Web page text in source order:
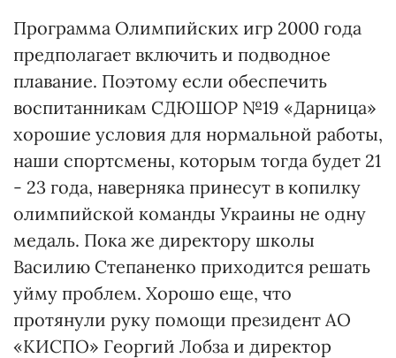
Программа Олимпийских игр 2000 года
предполагает включить и подводное
плавание. Поэтому если обеспечить
воспитанникам СДЮШОР №19 «Дарница»
хорошие условия для нормальной работы,
наши спортсмены, которым тогда будет 21
- 23 года, наверняка принесут в копилку
олимпийской команды Украины не одну
медаль. Пока же директору школы
Василию Степаненко приходится решать
уйму проблем. Хорошо еще, что
протянули руку помощи президент АО
«КИСПО» Георгий Лобза и директор